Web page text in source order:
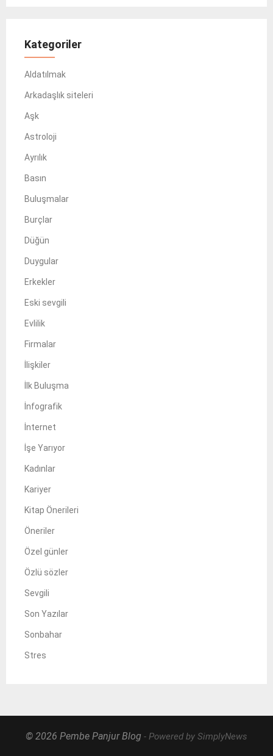
Kategoriler
Aldatılmak
Arkadaşlık siteleri
Aşk
Astroloji
Ayrılık
Basın
Buluşmalar
Burçlar
Düğün
Duygular
Erkekler
Eski sevgili
Evlilik
Firmalar
İlişkiler
İlk Buluşma
İnfografik
İnternet
İşe Yarıyor
Kadınlar
Kariyer
Kitap Önerileri
Öneriler
Özel günler
Özlü sözler
Sevgili
Son Yazılar
Sonbahar
Stres
© 2026 Pembe Panjur Blog - Powered by SimplyNews